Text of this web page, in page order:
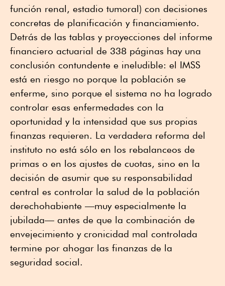
función renal, estadio tumoral) con decisiones
concretas de planificación y financiamiento.
Detrás de las tablas y proyecciones del informe
financiero actuarial de 338 páginas hay una
conclusión contundente e ineludible: el IMSS
está en riesgo no porque la población se
enferme, sino porque el sistema no ha logrado
controlar esas enfermedades con la
oportunidad y la intensidad que sus propias
finanzas requieren. La verdadera reforma del
instituto no está sólo en los rebalanceos de
primas o en los ajustes de cuotas, sino en la
decisión de asumir que su responsabilidad
central es controlar la salud de la población
derechohabiente —muy especialmente la
jubilada— antes de que la combinación de
envejecimiento y cronicidad mal controlada
termine por ahogar las finanzas de la
seguridad social.